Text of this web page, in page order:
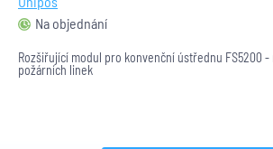
Na objednání
Rozšiřující modul pro konvenční ústřednu FS5200
požárních linek